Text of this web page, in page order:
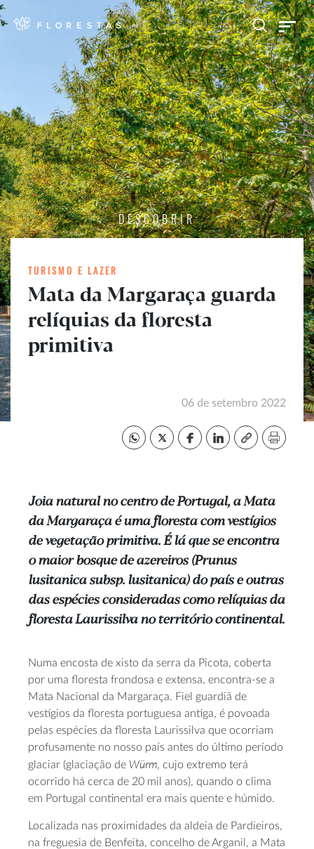
DESCOBRIR
TURISMO E LAZER
Mata da Margaraça guarda
relíquias da floresta
primitiva
06 de setembro 2022
Joia natural no centro de Portugal, a Mata
da Margaraça é uma floresta com vestígios
de vegetação primitiva. É lá que se encontra
o maior bosque de azereiros (Prunus
lusitanica subsp. lusitanica) do país e outras
das espécies consideradas como relíquias da
floresta Laurissilva no território continental.
Numa encosta de xisto da serra da Picota, coberta
por uma floresta frondosa e extensa, encontra-se a
Mata Nacional da Margaraça. Fiel guardiã de
vestígios da floresta portuguesa antiga, é povoada
pelas espécies da floresta Laurissilva que ocorriam
profusamente no nosso país antes do último período
glaciar (glaciação de Würm, cujo extremo terá
ocorrido há cerca de 20 mil anos), quando o clima
em Portugal continental era mais quente e húmido.
Localizada nas proximidades da aldeia de Pardieiros,
na freguesia de Benfeita, concelho de Arganil, a Mata